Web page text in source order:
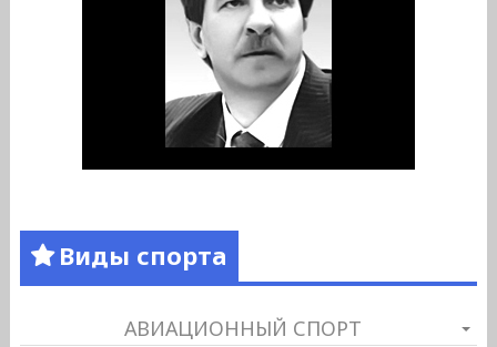
Виды спорта
АВИАЦИОННЫЙ СПОРТ